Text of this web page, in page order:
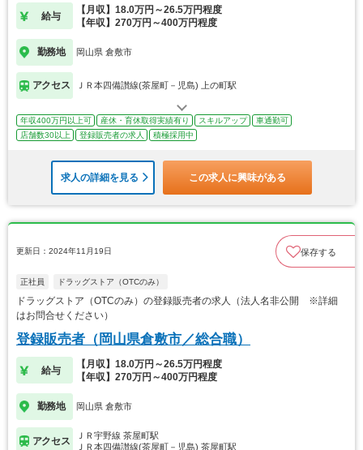
給与
【月収】18.0万円～26.5万円程度
【年収】270万円～400万円程度
勤務地 岡山県 倉敷市
アクセス ＪＲ本四備讃線(茶屋町－児島) 上の町駅
年収400万円以上可 産休・育休取得実績有り スキルアップ
車通勤可
店舗数30以上
登録販売者の求人 積極採用中
求人の詳細を見る この求人に興味がある
更新日：2024年11月19日 保存する
正社員 ドラッグストア（OTCのみ）
ドラッグストア（OTCのみ）の登録販売者の求人（法人名非公開 ※詳細
はお問合せください）
登録販売者（岡山県倉敷市／総合職）
給与
【月収】18.0万円～26.5万円程度
【年収】270万円～400万円程度
勤務地 岡山県 倉敷市
アクセス
ＪＲ宇野線 茶屋町駅
ＪＲ本四備讃線(茶屋町－児島) 茶屋町駅